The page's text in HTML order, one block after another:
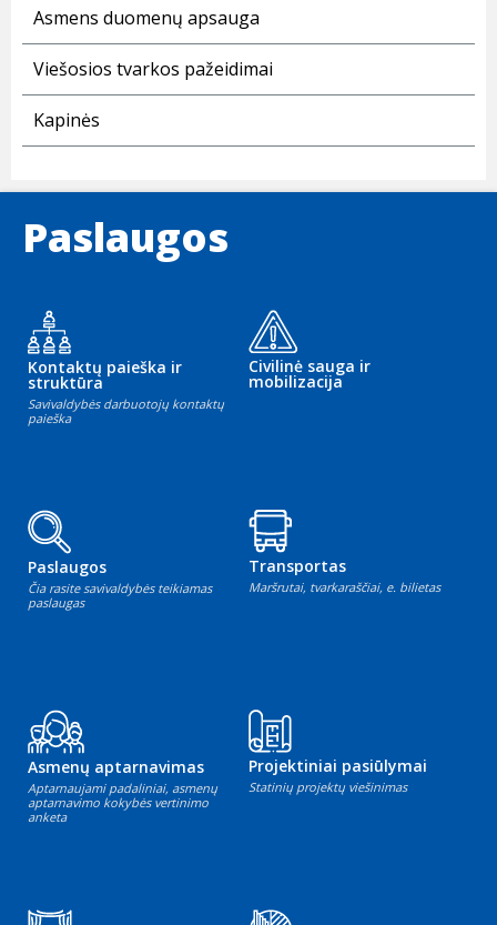
Asmens duomenų apsauga
Viešosios tvarkos pažeidimai
Kapinės
Paslaugos
Kontaktų paieška ir
struktūra
Savivaldybės darbuotojų kontaktų
paieška
Civilinė sauga ir
mobilizacija
Paslaugos
Čia rasite savivaldybės teikiamas
paslaugas
Transportas
Maršrutai, tvarkaraščiai, e. bilietas
Asmenų aptarnavimas
Aptarnaujami padaliniai, asmenų
aptarnavimo kokybės vertinimo
anketa
Projektiniai pasiūlymai
Statinių projektų viešinimas